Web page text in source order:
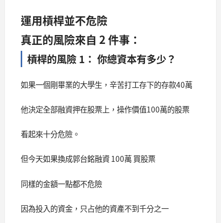
運用槓桿並不危險
真正的風險來自 2 件事：
槓桿的風險 1： 你總資本有多少？
如果一個剛畢業的大學生，辛苦打工存下的存款40萬
他決定全部融資押在股票上，操作價值100萬的股票
看起來十分危險。
但今天如果換成郭台銘融資 100萬 買股票
同樣的金額一點都不危險
因為投入的資金，只占他的資產不到千分之一